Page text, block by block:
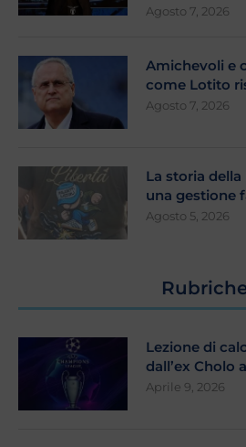
Agosto 7, 2026
Amichevoli e
come Lotito
Agosto 7, 2026
La storia
una gestione
Agosto 5, 2026
Lezione di
dall’ex Cholo
Aprile 9, 2026